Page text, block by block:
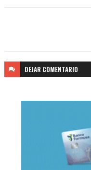
DEJAR COMENTARIO